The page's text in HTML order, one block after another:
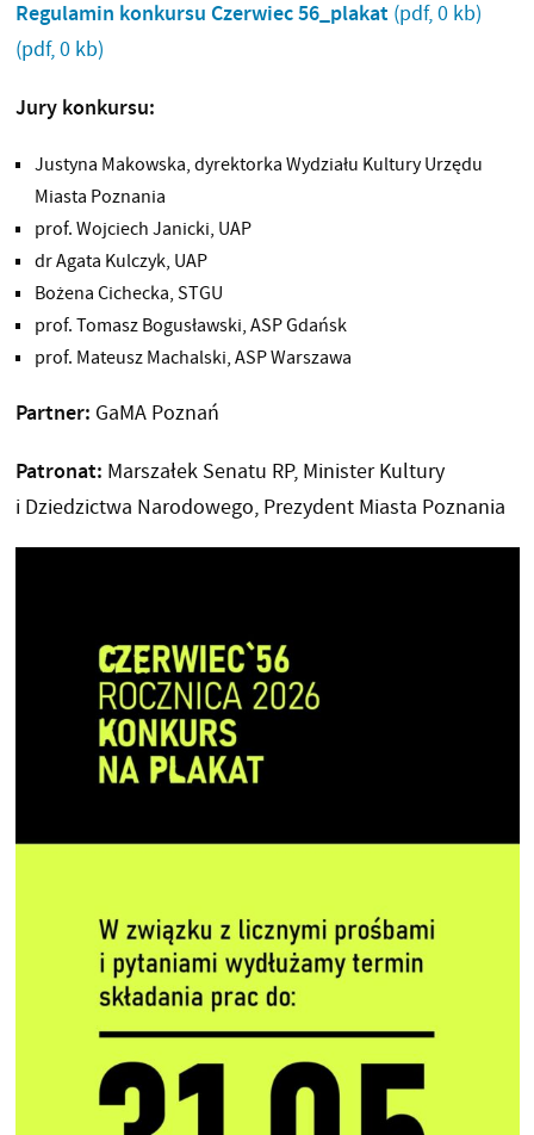
Regulamin konkursu Czerwiec 56_plakat(pdf, 0 kb)
(pdf, 0 kb)
Jury konkursu:
Justyna Makowska, dyrektorka Wydziału Kultury Urzędu
Miasta Poznania
prof. Wojciech Janicki, UAP
dr Agata Kulczyk, UAP
Bożena Cichecka, STGU
prof. Tomasz Bogusławski, ASP Gdańsk
prof. Mateusz Machalski, ASP Warszawa
Partner: GaMA Poznań
Patronat: Marszałek Senatu RP, Minister Kultury
i Dziedzictwa Narodowego, Prezydent Miasta Poznania